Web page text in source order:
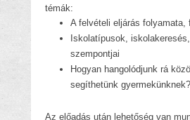
témák:
A felvételi eljárás folyamata,
Iskolatípusok,
szempontjai
Hogyan hangolódjunk rá
segíthetünk gyermekünknek?
Az előadás után lehetőség van